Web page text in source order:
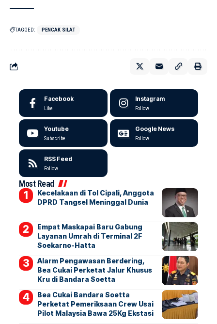
TAGGED: PENCAK SILAT
Facebook
Like
Instagram
Follow
Youtube
Subscribe
Google News
Follow
RSS Feed
Follow
Most Read
Kecelakaan di Tol Cipali, Anggota
DPRD Tangsel Meninggal Dunia
Empat Maskapai Baru Gabung
Layanan Umrah di Terminal 2F
Soekarno-Hatta
Alarm Pengawasan Berdering,
Bea Cukai Perketat Jalur Khusus
Kru di Bandara Soetta
Bea Cukai Bandara Soetta
Perketat Pemeriksaan Crew Usai
Pilot Malaysia Bawa 25Kg Ekstasi